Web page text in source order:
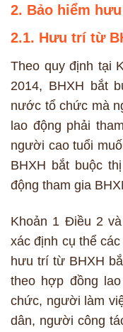
2. Bảo hiểm
2.1. Hưu trí từ
Theo quy định tại
2014, BHXH bắt
nước tổ chức mà
lao động phải
người cao tuổi
BHXH bắt buộc
động tham gia
Khoản 1 Điều 2
xác định cụ thể
hưu trí từ BHXH
theo hợp đồng
chức, người làm
dân, người công